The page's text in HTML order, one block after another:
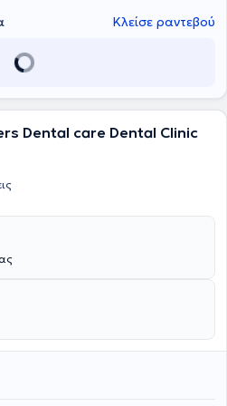
πληθώρα περιπτώσεων ασθενών
επιπέδου οδοντιατρικές
τον δικό της χώρο τον οποίο
Κλείσε ραντεβού
Dental care Dental Clinic